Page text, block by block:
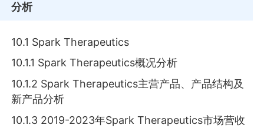
分析
10.1 Spark Therapeutics
10.1.1 Spark Therapeutics概况分析
10.1.2 Spark Therapeutics主营产品、产品结构及
新产品分析
10.1.3 2019-2023年Spark Therapeutics市场营收